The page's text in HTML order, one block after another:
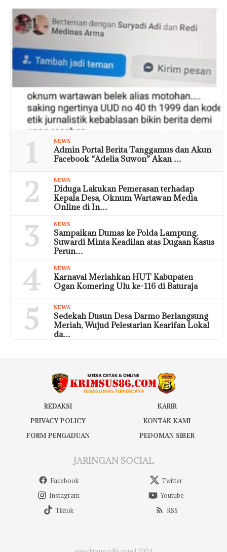
1 NEWS
Admin Portal Berita Tanggamus dan Akun
Facebook “Adelia Suwon” Akan …
2 NEWS
Diduga Lakukan Pemerasan terhadap
Kepala Desa, Oknum Wartawan Media
Online di In…
3 NEWS
Sampaikan Dumas ke Polda Lampung,
Suwardi Minta Keadilan atas Dugaan Kasus
Perun…
4 NEWS
Karnaval Meriahkan HUT Kabupaten
Ogan Komering Ulu ke-116 di Baturaja
5 NEWS
Sedekah Dusun Desa Darmo Berlangsung
Meriah, Wujud Pelestarian Kearifan Lokal
da…
REDAKSI
KARIR
PRIVACY POLICY
KONTAK KAMI
FORM PENGADUAN
PEDOMAN SIBER
JARINGAN SOCIAL
Facebook
Twitter
Instagram
Youtube
Tiktok
RSS